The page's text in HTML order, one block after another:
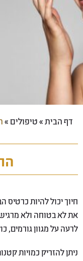
דף הבית » טיפולים »
חיוך יכול להיות
את לא בטוחה ולא
לרעה על מגוון גורמים,
ניתן להזריק כמויות